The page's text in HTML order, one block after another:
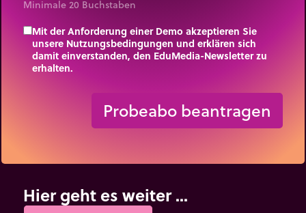
Minimale 20 Buchstaben
Mit der Anforderung einer Demo akzeptieren Sie
unsere Nutzungsbedingungen und erklären sich
damit einverstanden, den EduMedia-Newsletter zu
erhalten.
Probeabo beantragen
Hier geht es weiter ...